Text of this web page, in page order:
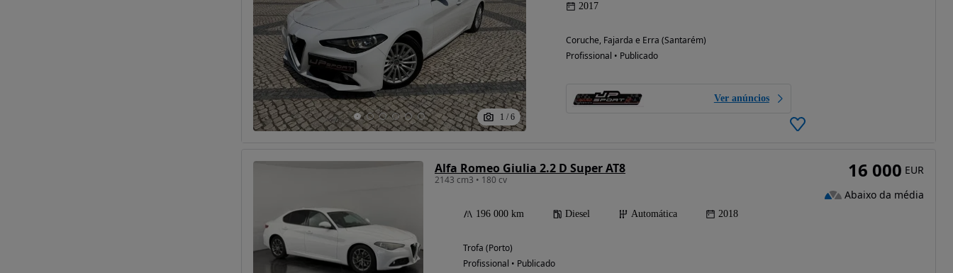
1 / 6
2017
Coruche, Fajarda e Erra (Santarém)
Profissional • Publicado
Ver anúncios
Alfa Romeo Giulia 2.2 D Super AT8
2143 cm3 • 180 cv
196 000 km Diesel Automática 2018
Trofa (Porto)
Profissional • Publicado
16 000 EUR
Abaixo da média